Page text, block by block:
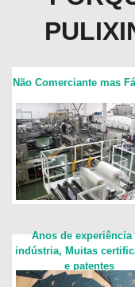
Não Comerciante mas
Anos de experiência
indústria, Muitas
e patentes